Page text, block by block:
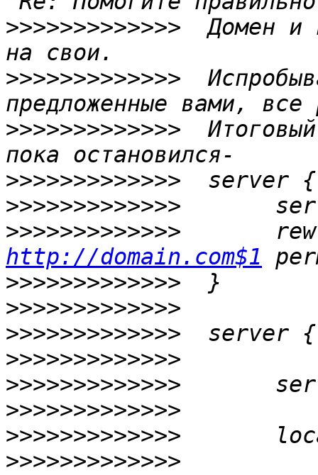
>>>>>>>>>>>>> Домен и
>>>>>>>>>>>>>
>>>>>>>>>>>>>
>>>>>>>>>>>>>
>>>>>>>>>>>>>
>>>>>>>>>>>>>
http://domain.com$1
>>>>>>>>>>>>>
>>>>>>>>>>>>>
>>>>>>>>>>>>>
>>>>>>>>>>>>>
>>>>>>>>>>>>>
>>>>>>>>>>>>>
>>>>>>>>>>>>>
>>>>>>>>>>>>>